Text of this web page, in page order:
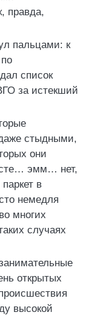
правда,
пальцами: к
список
за истекший
стыдными,
они
эмм… нет,
в
немедля
многих
случаях
открытых
высокой